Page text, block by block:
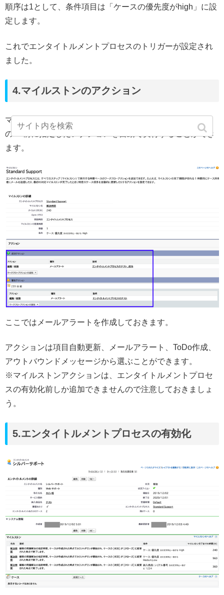
順序は1として、条件項目は「ケースの優先度がhigh」に設
定します。
これでエンタイトルメントプロセスのトリガーが設定され
ました。
4.マイルストンのアクション
マイルストンのアクションを設定すれば、タイムトリガー
の●●前に指定したアクションを自動で実行することができ
ます。
ここではメールアラートを作成しておきます。
アクションは項目自動更新、メールアラート、ToDo作成、
アウトバウンドメッセージから選ぶことができます。
※マイルストンアクションは、エンタイトルメントプロセ
スの有効化前しか追加できませんので注意しておきましょ
う。
5.エンタイトルメントプロセスの有効化